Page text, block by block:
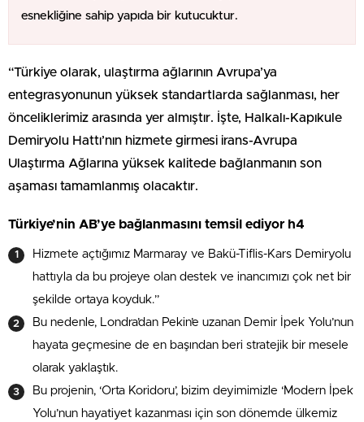
esnekliğine sahip yapıda bir kutucuktur.
“Türkiye olarak, ulaştırma ağlarının Avrupa’ya
entegrasyonunun yüksek standartlarda sağlanması, her
önceliklerimiz arasında yer almıştır. İşte, Halkalı-Kapıkule
Demiryolu Hattı’nın hizmete girmesi irans-Avrupa
Ulaştırma Ağlarına yüksek kalitede bağlanmanın son
aşaması tamamlanmış olacaktır.
Türkiye’nin AB’ye bağlanmasını temsil ediyor h4
Hizmete açtığımız Marmaray ve Bakü-Tiflis-Kars Demiryolu
hattıyla da bu projeye olan destek ve inancımızı çok net bir
şekilde ortaya koyduk.”
Bu nedenle, Londra’dan Pekin’e uzanan Demir İpek Yolu’nun
hayata geçmesine de en başından beri stratejik bir mesele
olarak yaklaştık.
Bu projenin, ‘Orta Koridoru’, bizim deyimimizle ‘Modern İpek
Yolu’nun hayatiyet kazanması için son dönemde ülkemiz